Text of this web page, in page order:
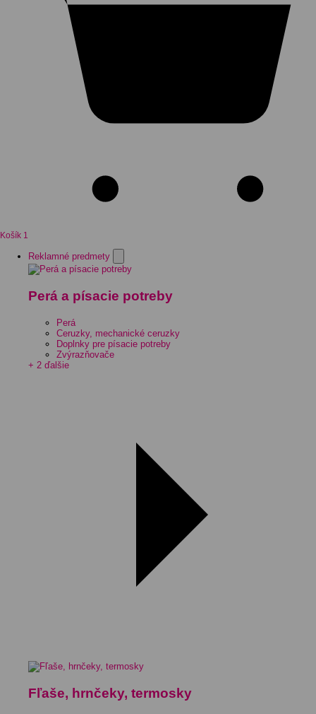
Košík 1
Reklamné predmety
Perá a písacie potreby
Perá
Ceruzky, mechanické ceruzky
Doplnky pre písacie potreby
Zvýrazňovače
+ 2 ďalšie
Fľaše, hrnčeky, termosky